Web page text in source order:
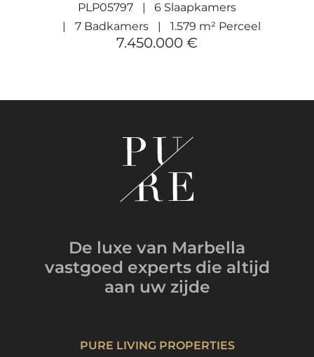
PLP05797
6 Slaapkamers
7 Badkamers
1.579 m² Perceel
7.450.000 €
De luxe van Marbella
vastgoed experts die altijd
aan uw zijde
PURE LIVING PROPERTIES